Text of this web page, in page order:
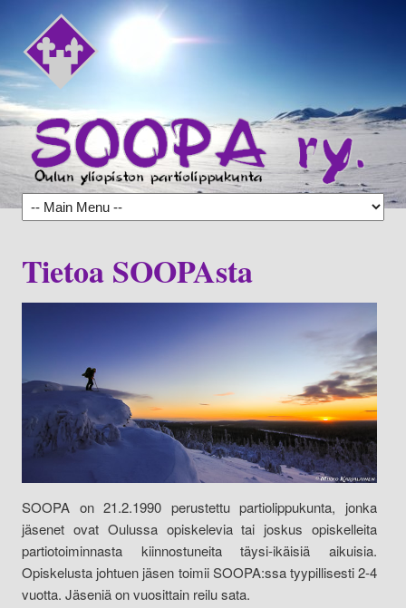
Tietoa SOOPAsta
SOOPA on 21.2.1990 perustettu partiolippukunta, jonka
jäsenet ovat Oulussa opiskelevia tai joskus opiskelleita
partiotoiminnasta kiinnostuneita täysi-ikäisiä aikuisia.
Opiskelusta johtuen jäsen toimii SOOPA:ssa tyypillisesti 2-4
vuotta. Jäseniä on vuosittain reilu sata.